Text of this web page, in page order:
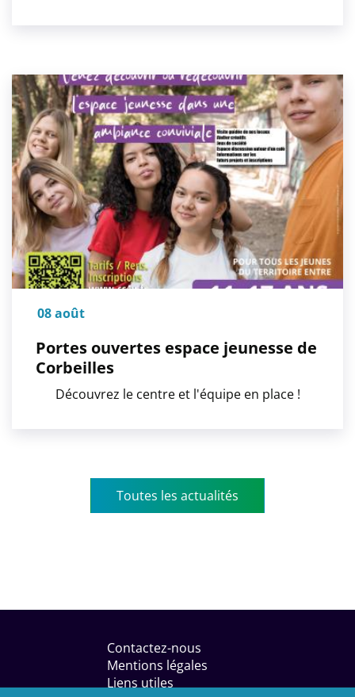
Toutes les actualités
08 août
Portes ouvertes espace jeunesse de
Corbeilles
Découvrez le centre et l'équipe en place !
Contactez-nous
Mentions légales
Liens utiles